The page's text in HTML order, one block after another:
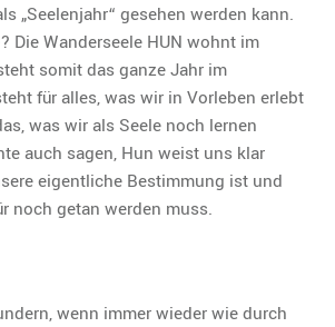
„Seelenjahr“ gesehen werden kann.
Die Wanderseele HUN wohnt im
somit das ganze Jahr im
für alles, was wir in Vorleben erlebt
was wir als Seele noch lernen
auch sagen, Hun weist uns klar
eigentliche Bestimmung ist und
noch getan werden muss.
wenn immer wieder wie durch